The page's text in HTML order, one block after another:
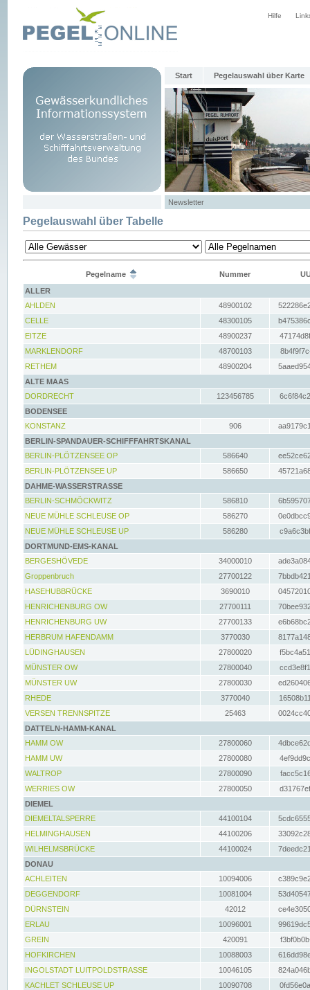
Hilfe
Start Pegelauswahl über Karte
Newsletter
Pegelauswahl über Tabelle
Pegelname Nummer
ALLER
AHLDEN
48900102
CELLE
48300105
EITZE
48900237
MARKLENDORF
48700103
RETHEM
48900204
ALTE MAAS
DORDRECHT
123456785
BODENSEE
KONSTANZ
906
BERLIN-SPANDAUER-SCHIFFFAHRTSKANAL
BERLIN-PLÖTZENSEE OP
586640
BERLIN-PLÖTZENSEE UP
586650
DAHME-WASSERSTRASSE
BERLIN-SCHMÖCKWITZ
586810
NEUE MÜHLE SCHLEUSE OP
586270
NEUE MÜHLE SCHLEUSE UP
586280
DORTMUND-EMS-KANAL
BERGESHÖVEDE
34000010
Groppenbruch
27700122
HASEHUBBRÜCKE
3690010
HENRICHENBURG OW
27700111
HENRICHENBURG UW
27700133
HERBRUM HAFENDAMM
3770030
LÜDINGHAUSEN
27800020
MÜNSTER OW
27800040
MÜNSTER UW
27800030
RHEDE
3770040
VERSEN TRENNSPITZE
25463
DATTELN-HAMM-KANAL
HAMM OW
27800060
HAMM UW
27800080
WALTROP
27800090
WERRIES OW
27800050
DIEMEL
DIEMELTALSPERRE
44100104
HELMINGHAUSEN
44100206
WILHELMSBRÜCKE
44100024
DONAU
ACHLEITEN
10094006
DEGGENDORF
10081004
DÜRNSTEIN
42012
ERLAU
10096001
GREIN
420091
HOFKIRCHEN
10088003
INGOLSTADT LUITPOLDSTRASSE
10046105
KACHLET SCHLEUSE UP
10090708